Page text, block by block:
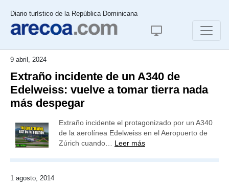
Diario turístico de la República Dominicana
9 abril, 2024
Extraño incidente de un A340 de
Edelweiss: vuelve a tomar tierra nada
más despegar
Extraño incidente el protagonizado por un A340
de la aerolínea Edelweiss en el Aeropuerto de
Zúrich cuando… Leer más
1 agosto, 2014